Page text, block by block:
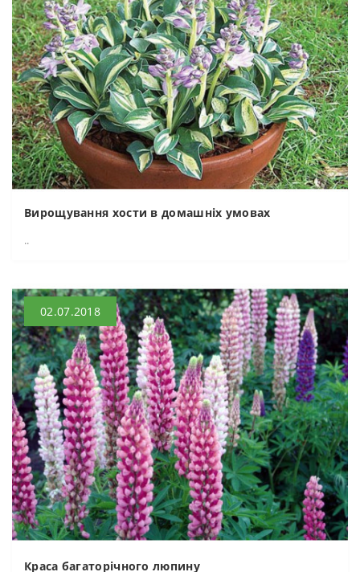
Вирощування хости в домашніх умовах
..
02.07.2018
Краса багаторічного люпину